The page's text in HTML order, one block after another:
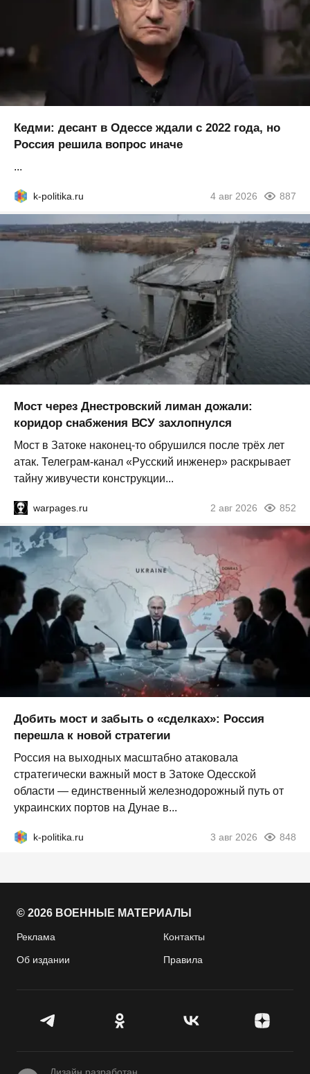
Кедми: десант в Одессе ждали с 2022 года, но
Россия решила вопрос иначе
...
k-politika.ru 4 авг 2026 887
Мост через Днестровский лиман дожали:
коридор снабжения ВСУ захлопнулся
Мост в Затоке наконец-то обрушился после трёх лет
атак. Телеграм-канал «Русский инженер» раскрывает
тайну живучести конструкции...
warpages.ru 2 авг 2026 852
Добить мост и забыть о «сделках»: Россия
перешла к новой стратегии
Россия на выходных масштабно атаковала
стратегически важный мост в Затоке Одесской
области — единственный железнодорожный путь от
украинских портов на Дунае в...
k-politika.ru 3 авг 2026 848
© 2026 ВОЕННЫЕ МАТЕРИАЛЫ
Реклама Контакты
Об издании Правила